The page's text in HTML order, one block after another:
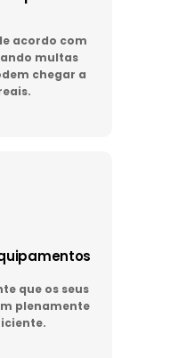
acordo com
multas
chegar a
que os seus
plenamente